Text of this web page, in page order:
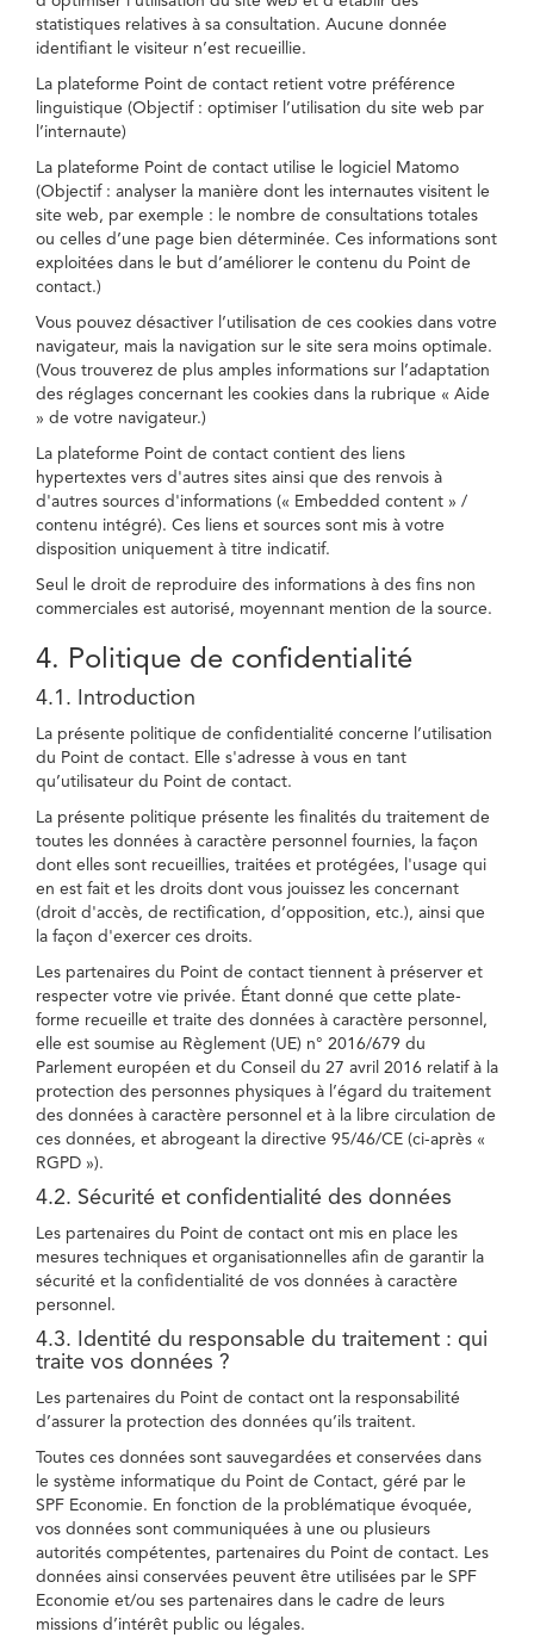
statistiques relatives à sa consultation. Aucune donnée
identifiant le visiteur n’est recueillie.
La plateforme Point de contact retient votre préférence
linguistique (Objectif : optimiser l’utilisation du site web par
l’internaute)
La plateforme Point de contact utilise le logiciel Matomo
(Objectif : analyser la manière dont les internautes visitent le
site web, par exemple : le nombre de consultations totales
ou celles d’une page bien déterminée. Ces informations sont
exploitées dans le but d’améliorer le contenu du Point de
contact.)
Vous pouvez désactiver l’utilisation de ces cookies dans votre
navigateur, mais la navigation sur le site sera moins optimale.
(Vous trouverez de plus amples informations sur l’adaptation
des réglages concernant les cookies dans la rubrique « Aide
» de votre navigateur.)
La plateforme Point de contact contient des liens
hypertextes vers d'autres sites ainsi que des renvois à
d'autres sources d'informations (« Embedded content » /
contenu intégré). Ces liens et sources sont mis à votre
disposition uniquement à titre indicatif.
Seul le droit de reproduire des informations à des fins non
commerciales est autorisé, moyennant mention de la source.
4. Politique de confidentialité
4.1. Introduction
La présente politique de confidentialité concerne l’utilisation
du Point de contact. Elle s'adresse à vous en tant
qu’utilisateur du Point de contact.
La présente politique présente les finalités du traitement de
toutes les données à caractère personnel fournies, la façon
dont elles sont recueillies, traitées et protégées, l'usage qui
en est fait et les droits dont vous jouissez les concernant
(droit d'accès, de rectification, d’opposition, etc.), ainsi que
la façon d'exercer ces droits.
Les partenaires du Point de contact tiennent à préserver et
respecter votre vie privée. Étant donné que cette plate-
forme recueille et traite des données à caractère personnel,
elle est soumise au Règlement (UE) n° 2016/679 du
Parlement européen et du Conseil du 27 avril 2016 relatif à la
protection des personnes physiques à l’égard du traitement
des données à caractère personnel et à la libre circulation de
ces données, et abrogeant la directive 95/46/CE (ci-après «
RGPD »).
4.2. Sécurité et confidentialité des données
Les partenaires du Point de contact ont mis en place les
mesures techniques et organisationnelles afin de garantir la
sécurité et la confidentialité de vos données à caractère
personnel.
4.3. Identité du responsable du traitement : qui
traite vos données ?
Les partenaires du Point de contact ont la responsabilité
d’assurer la protection des données qu’ils traitent.
Toutes ces données sont sauvegardées et conservées dans
le système informatique du Point de Contact, géré par le
SPF Economie. En fonction de la problématique évoquée,
vos données sont communiquées à une ou plusieurs
autorités compétentes, partenaires du Point de contact. Les
données ainsi conservées peuvent être utilisées par le SPF
Economie et/ou ses partenaires dans le cadre de leurs
missions d’intérêt public ou légales.